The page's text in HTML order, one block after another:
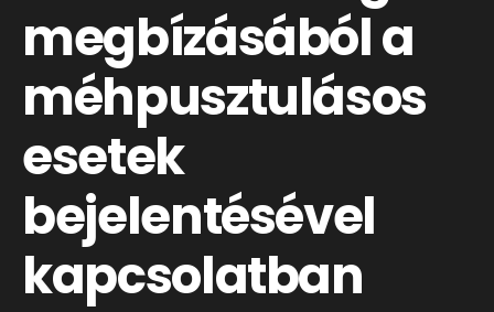
megbízásából a
méhpusztulásos
esetek
bejelentésével
kapcsolatban